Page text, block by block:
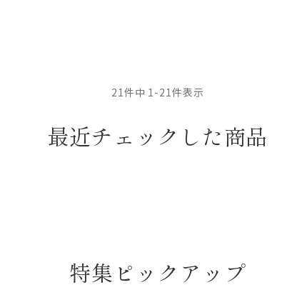
21件中 1-21件表示
最近チェックした商品
特集ピックアップ